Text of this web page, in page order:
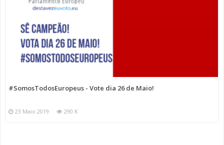
#SomosTodosEuropeus - Vote dia 26 de Maio!
23 Maio 2019 290 K